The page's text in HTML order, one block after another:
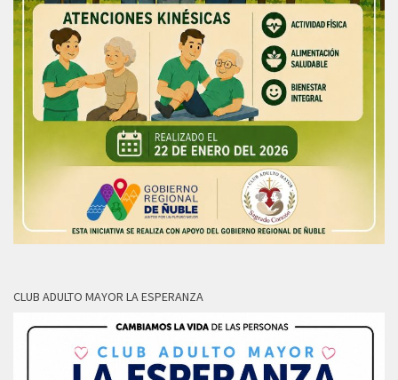
CLUB ADULTO MAYOR LA ESPERANZA